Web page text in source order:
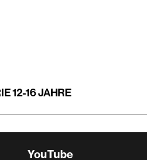
12-16 JAHRE
YouTube